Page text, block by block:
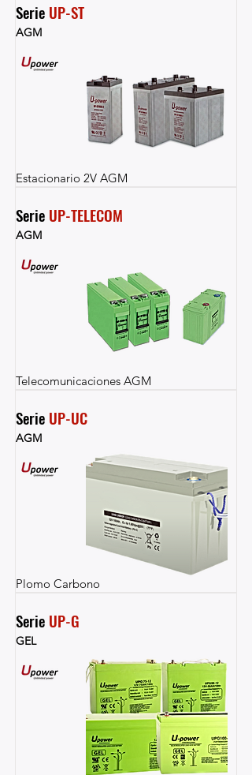
Serie UP-ST
AGM
Estacionario 2V AGM
Serie UP-TELECOM
AGM
Telecomunicaciones AGM
Serie UP-UC
AGM
Plomo Carbono
Serie UP-G
GEL